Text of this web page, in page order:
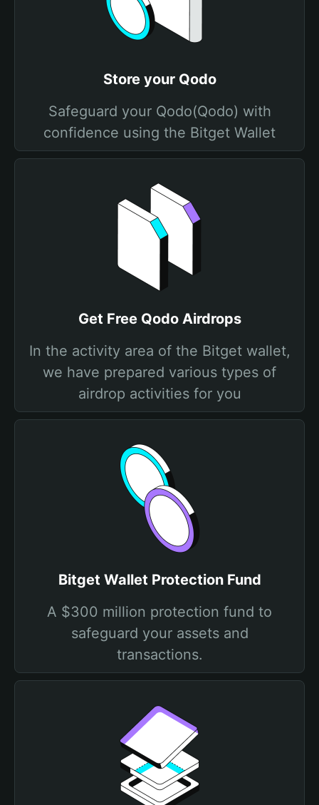
Store your Qodo
Safeguard your Qodo(Qodo) with
confidence using the Bitget Wallet
Get Free Qodo Airdrops
In the activity area of the Bitget wallet,
we have prepared various types of
airdrop activities for you
Bitget Wallet Protection Fund
A $300 million protection fund to
safeguard your assets and
transactions.